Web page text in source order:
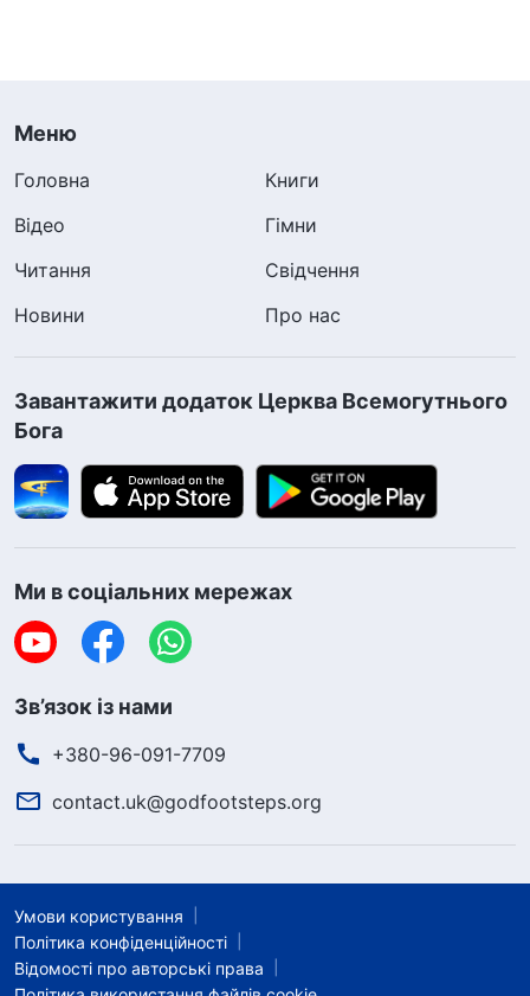
Меню
Головна
Книги
Відео
Гімни
Читання
Свідчення
Новини
Про нас
Завантажити додаток Церква Всемогутнього
Бога
Ми в соціальних мережах
Зв’язок із нами
+380-96-091-7709
contact.uk@godfootsteps.org
Умови користування
Політика конфіденційності
Відомості про авторські права